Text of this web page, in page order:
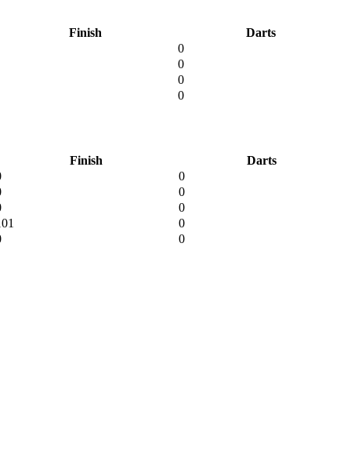
Finish
Darts
0
0
0
0
Finish
Darts
0
0
0
0
0